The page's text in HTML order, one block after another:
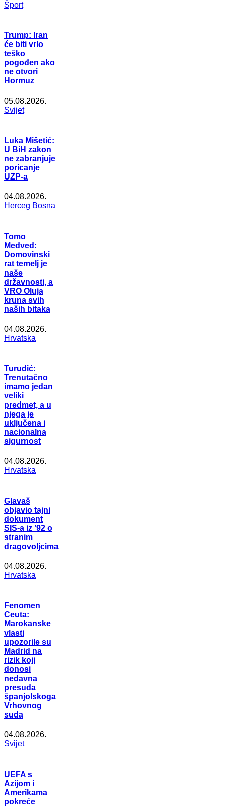
Šport
Trump: Iran
će biti vrlo
teško
pogođen ako
ne otvori
Hormuz
05.08.2026.
Svijet
Luka Mišetić:
U BiH zakon
ne zabranjuje
poricanje
UZP-a
04.08.2026.
Herceg Bosna
Tomo
Medved:
Domovinski
rat temelj je
naše
državnosti, a
VRO Oluja
kruna svih
naših bitaka
04.08.2026.
Hrvatska
Turudić:
Trenutačno
imamo jedan
veliki
predmet, a u
njega je
uključena i
nacionalna
sigurnost
04.08.2026.
Hrvatska
Glavaš
objavio tajni
dokument
SIS-a iz ’92 o
stranim
dragovoljcima
04.08.2026.
Hrvatska
Fenomen
Ceuta:
Marokanske
vlasti
upozorile su
Madrid na
rizik koji
donosi
nedavna
presuda
španjolskoga
Vrhovnog
suda
04.08.2026.
Svijet
UEFA s
Azijom i
Amerikama
pokreće